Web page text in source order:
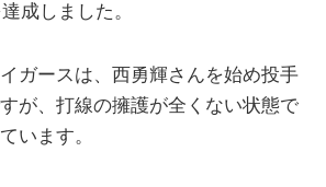
成しました。
ガースは、西勇輝さんを始め投手
が、打線の擁護が全くない状態で
います。